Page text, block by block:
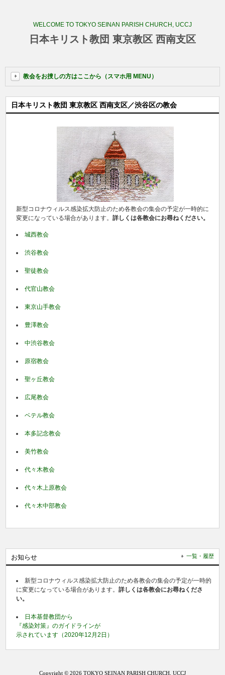
WELCOME TO TOKYO SEINAN PARISH CHURCH, UCCJ
日本キリスト教団 東京教区 西南支区
教会をお捜しの方はここから（スマホ用 MENU）
日本キリスト教団 東京教区 西南支区／渋谷区の教会
新型コロナウィルス感染拡大防止のため各教会の集会の予定が一時的に
変更になっている場合があります。詳しくは各教会にお尋ねください。
城西教会
渋谷教会
聖徒教会
代官山教会
東京山手教会
豊澤教会
中渋谷教会
原宿教会
聖ヶ丘教会
広尾教会
ベテル教会
本多記念教会
美竹教会
代々木教会
代々木上原教会
代々木中部教会
お知らせ 一覧・履歴
新型コロナウィルス感染拡大防止のため各教会の集会の予定が一時的
に変更になっている場合があります。詳しくは各教会にお尋ねくださ
い。
日本基督教団から
『感染対策』のガイドラインが
示されています（2020年12月2日）
Copyright © 2026 TOKYO SEINAN PARISH CHURCH, UCCJ